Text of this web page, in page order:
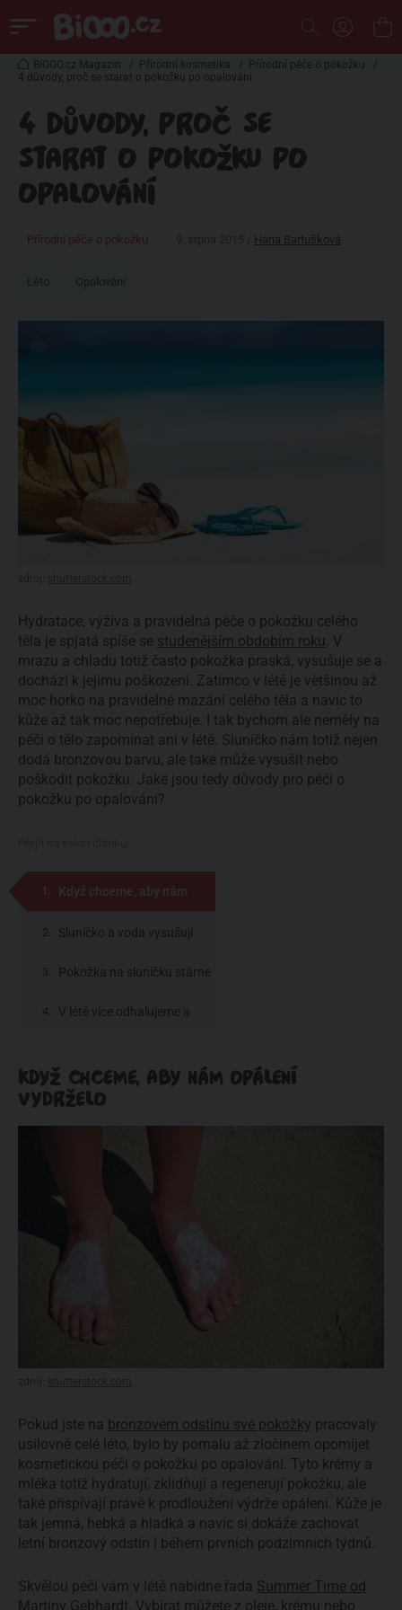
BiOOO.cz Magazin / Přírodní kosmetika / Přírodní péče o pokožku
/
4 důvody, proč se starat o pokožku po opalování
4 DŮVODY, PROČ SE
STARAT O POKOŽKU PO
OPALOVÁNÍ
Přírodní péče o pokožku Hana Bartušková
Léto Opalování
Hydratace, výživa a pravidelná péče o pokožku celého
těla je spjatá spíše se studenějším obdobím roku . V
mrazu a chladu totiž často pokožka praská, vysušuje se a
dochází k jejímu poškození. Zatímco v létě je většinou až
moc horko na pravidelné mazání celého těla a navíc to
kůže až tak moc nepotřebuje. I tak bychom ale neměly na
péči o tělo zapomínat ani v létě. Sluníčko nám totiž nejen
dodá bronzovou barvu, ale také může vysušit nebo
poškodit pokožku. Jaké jsou tedy důvody pro péči o
pokožku po opalování?
Když chceme, aby nám
opálení vydrželo
Sluníčko a voda vysušují
Pokožka na sluníčku stárne
V létě více odhalujeme a
KDYŽ CHCEME, ABY NÁM OPÁLENÍ
VYDRŽELO
Pokud jste na bronzovém odstínu své pokožky pracovaly
usilovně celé léto, bylo by pomalu až zločinem opomíjet
kosmetickou péči o pokožku po opalování. Tyto krémy a
mléka totiž hydratují, zklidňují a regenerují pokožku, ale
také přispívají právě k prodloužení výdrže opálení. Kůže je
tak jemná, hebká a hladká a navíc si dokáže zachovat
letní bronzový odstín i během prvních podzimních týdnů.
Skvělou péči vám v létě nabídne řada Summer Time od
Martiny Gebhardt . Vybírat můžete z oleje, krému nebo